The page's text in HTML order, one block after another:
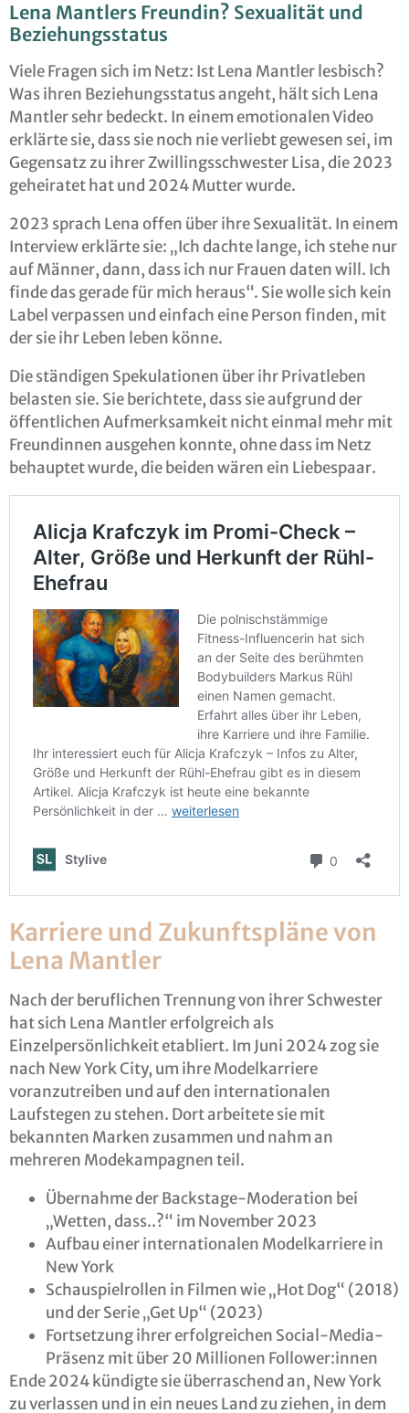
Lena Mantlers Freundin? Sexualität und
Beziehungsstatus
Viele Fragen sich im Netz: Ist Lena Mantler lesbisch?
Was ihren Beziehungsstatus angeht, hält sich Lena
Mantler sehr bedeckt. In einem emotionalen Video
erklärte sie, dass sie noch nie verliebt gewesen sei, im
Gegensatz zu ihrer Zwillingsschwester Lisa, die 2023
geheiratet hat und 2024 Mutter wurde.
2023 sprach Lena offen über ihre Sexualität. In einem
Interview erklärte sie: „Ich dachte lange, ich stehe nur
auf Männer, dann, dass ich nur Frauen daten will. Ich
finde das gerade für mich heraus“. Sie wolle sich kein
Label verpassen und einfach eine Person finden, mit
der sie ihr Leben leben könne.
Die ständigen Spekulationen über ihr Privatleben
belasten sie. Sie berichtete, dass sie aufgrund der
öffentlichen Aufmerksamkeit nicht einmal mehr mit
Freundinnen ausgehen konnte, ohne dass im Netz
behauptet wurde, die beiden wären ein Liebespaar.
Karriere und Zukunftspläne von
Lena Mantler
Nach der beruflichen Trennung von ihrer Schwester
hat sich Lena Mantler erfolgreich als
Einzelpersönlichkeit etabliert. Im Juni 2024 zog sie
nach New York City, um ihre Modelkarriere
voranzutreiben und auf den internationalen
Laufstegen zu stehen. Dort arbeitete sie mit
bekannten Marken zusammen und nahm an
mehreren Modekampagnen teil.
Übernahme der Backstage-Moderation bei
„Wetten, dass..?“ im November 2023
Aufbau einer internationalen Modelkarriere in
New York
Schauspielrollen in Filmen wie „Hot Dog“ (2018)
und der Serie „Get Up“ (2023)
Fortsetzung ihrer erfolgreichen Social-Media-
Präsenz mit über 20 Millionen Follower:innen
Ende 2024 kündigte sie überraschend an, New York
zu verlassen und in ein neues Land zu ziehen, in dem